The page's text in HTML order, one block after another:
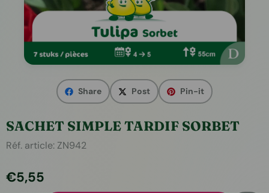
Share Post Pin-it
SACHET SIMPLE TARDIF SORBET
Réf. article: ZN942
€5,55